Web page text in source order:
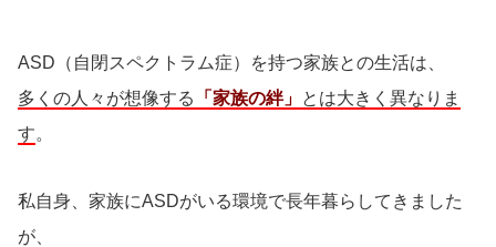
ASD（自閉スペクトラム症）を持つ家族との生活は、
多くの人々が想像する
「家族の絆」 とは大きく異なりま
す。
私自身、家族にASDがいる環境で長年暮らしてきました
が、